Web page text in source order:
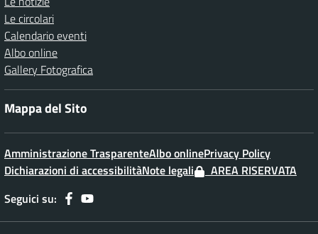
Le circolari
Calendario eventi
Albo online
Gallery Fotografica
Mappa del Sito
Amministrazione TrasparenteAlbo onlinePrivacy Policy
Dichiarazioni di accessibilitàNote legali
AREA RISERVATA
Seguici su: